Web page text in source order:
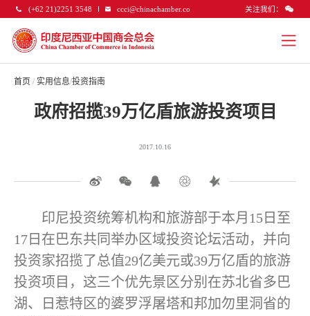
(+62 21)2251 3548 ccci@chinachamber.co 关注我们：
首页 / 实用信息/投资指南
政府招揽39万亿盾旅游投资项目
2017.10.16
印尼投资统筹机构和旅游部于本月15日至
17日在巴东共同举办区域投资论坛活动，并向
投资家招揽了总值29亿美元或39万亿盾的旅游
投资项目，这三个优先景区分别在苏北省多巴
湖、日惹特区的婆罗浮屠塔和邦加勿里洞省的